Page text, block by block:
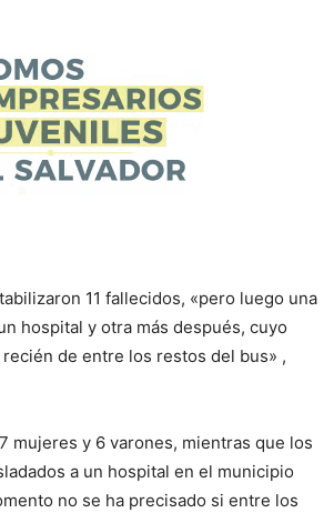
11 fallecidos, «pero luego una
hospital y otra más después, cuyo
de entre los restos del bus» ,
mujeres y 6 varones, mientras que los
a un hospital en el municipio
no se ha precisado si entre los